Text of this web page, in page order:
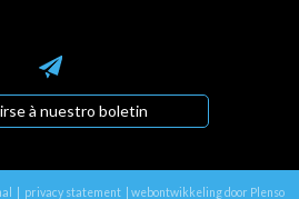
à nuestro boletin
| privacy statement| webontwikkeling door Plenso